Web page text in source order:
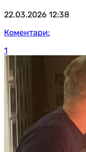
22.03.2026 12:38
Коментари:
1